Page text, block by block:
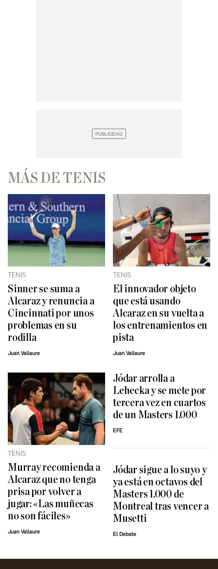
MÁS DE TENIS
TENIS
Sinner se suma a
Alcaraz y renuncia a
Cincinnati por unos
problemas en su
rodilla
Juan Vallaure
TENIS
El innovador objeto
que está usando
Alcaraz en su vuelta a
los entrenamientos en
pista
Juan Vallaure
TENIS
Murray recomienda a
Alcaraz que no tenga
prisa por volver a
jugar: «Las muñecas
no son fáciles»
Juan Vallaure
Jódar arrolla a
Lehecka y se mete por
tercera vez en cuartos
de un Masters 1.000
EFE
Jódar sigue a lo suyo y
ya está en octavos del
Masters 1.000 de
Montreal tras vencer a
Musetti
El Debate